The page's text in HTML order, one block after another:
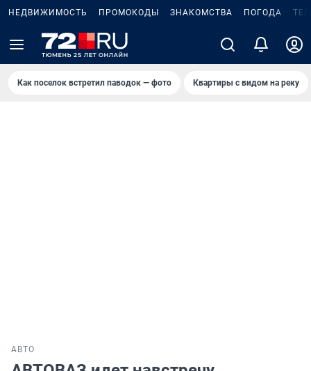
НЕДВИЖИМОСТЬ ПРОМОКОДЫ ЗНАКОМСТВА ПОГОДА
Как поселок встретил паводок — фото Квартиры с видом на реку
АВТО